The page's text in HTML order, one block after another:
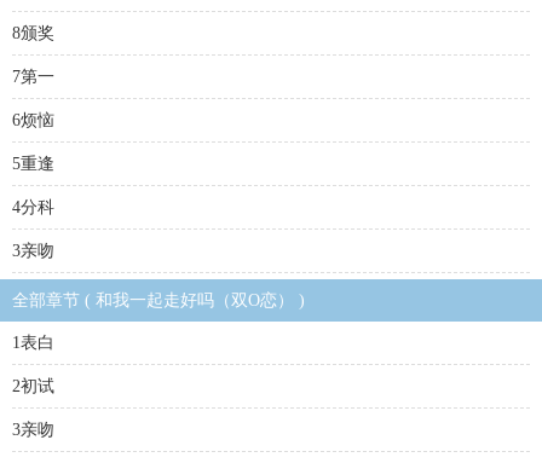
8颁奖
7第一
6烦恼
5重逢
4分科
3亲吻
全部章节 ( 和我一起走好吗（双O恋） )
1表白
2初试
3亲吻